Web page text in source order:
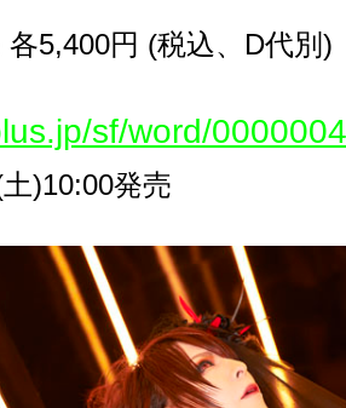
5,400円 (税込、D代別)
sf/word/
)10:00発売